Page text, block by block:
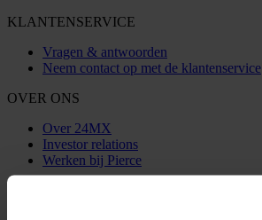
KLANTENSERVICE
Vragen & antwoorden
Neem contact op met de klantenservice
OVER ONS
Over 24MX
Investor relations
Werken bij Pierce